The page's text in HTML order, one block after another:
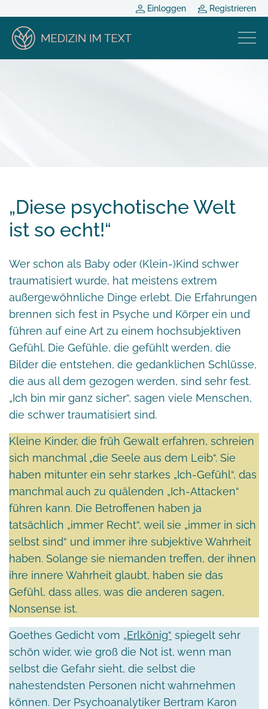
Einloggen Registrieren
„Diese psychotische Welt
ist so echt!“
Wer schon als Baby oder (Klein-)Kind schwer
traumatisiert wurde, hat meistens extrem
außergewöhnliche Dinge erlebt. Die Erfahrungen
brennen sich fest in Psyche und Körper ein und
führen auf eine Art zu einem hochsubjektiven
Gefühl. Die Gefühle, die gefühlt werden, die
Bilder die entstehen, die gedanklichen Schlüsse,
die aus all dem gezogen werden, sind sehr fest.
„Ich bin mir ganz sicher“, sagen viele Menschen,
die schwer traumatisiert sind.
Kleine Kinder, die früh Gewalt erfahren, schreien
sich manchmal „die Seele aus dem Leib“. Sie
haben mitunter ein sehr starkes „Ich-Gefühl“, das
manchmal auch zu quälenden „Ich-Attacken“
führen kann. Die Betroffenen haben ja
tatsächlich „immer Recht“, weil sie „immer in sich
selbst sind“ und immer ihre subjektive Wahrheit
haben. Solange sie niemanden treffen, der ihnen
ihre innere Wahrheit glaubt, haben sie das
Gefühl, dass alles, was die anderen sagen,
Nonsense ist.
Goethes Gedicht vom „Erlkönig“ spiegelt sehr
schön wider, wie groß die Not ist, wenn man
selbst die Gefahr sieht, die selbst die
nahestendsten Personen nicht wahrnehmen
können. Der Psychoanalytiker Bertram Karon